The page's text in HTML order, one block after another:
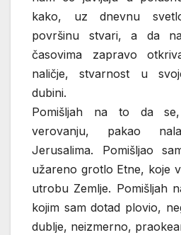
kako, uz dnevnu
površinu stvari, a da
časovima zapravo
naličje, stvarnost u
dubini.
Pomišljah na to da
verovanju, pakao
Jerusalima. Pomišljao
užareno grotlo Etne, koje
utrobu Zemlje. Pomišljah
kojim sam dotad plovio,
dublje, neizmerno,